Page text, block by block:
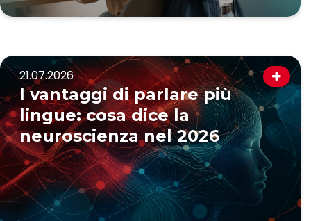
21.07.2026
I vantaggi di parlare più
lingue: cosa dice la
neuroscienza nel 2026